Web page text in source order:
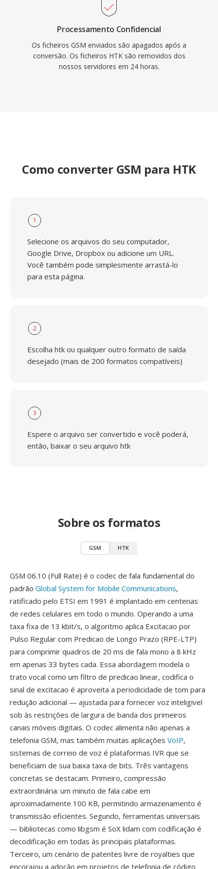
Processamento Confidencial
Os ficheiros GSM enviados são apagados após a
conversão. Os ficheiros HTK são removidos dos
nossos servidores em 24 horas.
Como converter GSM para HTK
1
Selecione os arquivos do seu computador,
Google Drive, Dropbox ou adicione um URL.
Você também pode simplesmente arrastá-lo
para esta página.
2
Escolha htk ou qualquer outro formato de saída
desejado (mais de 200 formatos compatíveis)
3
Espere o arquivo ser convertido e você poderá,
então, baixar o seu arquivo htk
Sobre os formatos
GSM HTK
GSM 06.10 (Full Rate) é o codec de fala fundamental do
padrão Global System for Mobile Communications,
ratificado pelo ETSI em 1991 é implantado em centenas
de redes celulares em todo o mundo. Operando a uma
taxa fixa de 13 kbit/s, o algoritmo aplica Excitacao por
Pulso Regular com Predicao de Longo Prazo (RPE-LTP)
para comprimir quadros de 20 ms de fala mono a 8 kHz
em apenas 33 bytes cada. Essa abordagem modela o
trato vocal como um filtro de predicao linear, codifica o
sinal de excitacao é aproveita a periodicidade de tom para
redução adicional — ajustada para fornecer voz inteligivel
sob às restrições de largura de banda dos primeiros
canais móveis digitais. O codec alimenta não apenas a
telefonia GSM, mas também muitas aplicações VoIP,
sistemas de correio de voz é plataformas IVR que se
beneficiam de sua baixa taxa de bits. Três vantagens
concretas se destacam. Primeiro, compressão
extraordinária: um minuto de fala cabe em
aproximadamente 100 KB, permitindo armazenamento é
transmissão eficientes. Segundo, ferramentas universais
— bibliotecas como libgsm é SoX lidam com codificação é
decodificação em todas às principais plataformas.
Terceiro, um cenário de patentes livre de royalties que
encorajou a adoção em projetos de telefonia de código